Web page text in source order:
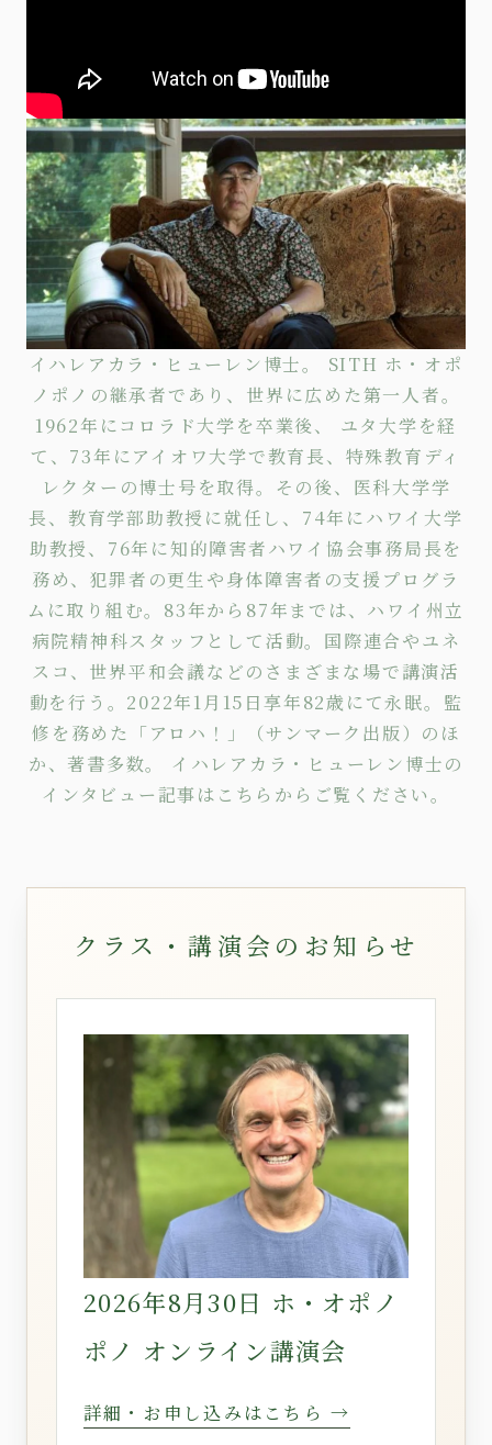
イハレアカラ・ヒューレン博士。 SITH ホ・オポ
ノポノの継承者であり、世界に広めた第一人者。
1962年にコロラド大学を卒業後、 ユタ大学を経
て、73年にアイオワ大学で教育長、特殊教育ディ
レクターの博士号を取得。その後、医科大学学
長、教育学部助教授に就任し、74年にハワイ大学
助教授、76年に知的障害者ハワイ協会事務局長を
務め、犯罪者の更生や身体障害者の支援プログラ
ムに取り組む。83年から87年までは、ハワイ州立
病院精神科スタッフとして活動。国際連合やユネ
スコ、世界平和会議などのさまざまな場で講演活
動を行う。2022年1月15日享年82歳にて永眠。監
修を務めた 「アロハ！」
（サンマーク出版）のほ
か、著書多数。 イハレアカラ・ヒューレン博士の
インタビュー記事は こちら からご覧ください。
クラス・講演会のお知らせ
2026年8月30日 ホ・オポノ
ポノ オンライン講演会
詳細・お申し込みはこちら →